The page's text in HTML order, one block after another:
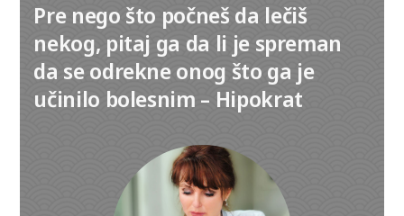
Pre nego što počneš da lečiš
nekog, pitaj ga da li je spreman
da se odrekne onog što ga je
učinilo bolesnim – Hipokrat
+381 (0)69 22 74 312
+381 (0)63 1 156 157
011 77 024 77